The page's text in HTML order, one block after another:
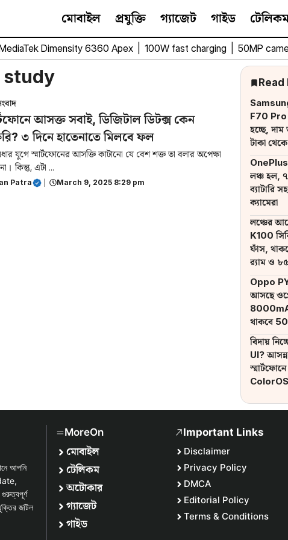
মোবাইল প্রযুক্তি গ্যাজেট গাইড
Dimensity 6360 Apex 100W fast charging 50MP
study
আসক্ত সবাই, ডিজিটাল ডিটক্স কেন
৩ দিনে হাতেনাতে মিলবে ফল
যুগে স্মার্টফোনের আসক্তি কাটানো যে বেশ শক্ত তা বলার অপেক্ষা
কিন্তু, এটা ...
Patra March 9, 2025 8:29 pm
F70
হচ্ছে,
টাকা থেকে
লঞ্চ হল,
ব্যাটারি
ক্যামেরা
লঞ্চের
K100
ফাঁস,
র‌্যাম ও
ব্যাটারি
Oppo
আসছে
থাকবে
বিদায়
UI?
আপনি
জটিল
MoreOn
মোবাইল
টেলিকম
অটোকার
গ্যাজেট
গাইড
Important Links
Disclaimer
Privacy Policy
DMCA
Editorial Policy
Terms & Conditions